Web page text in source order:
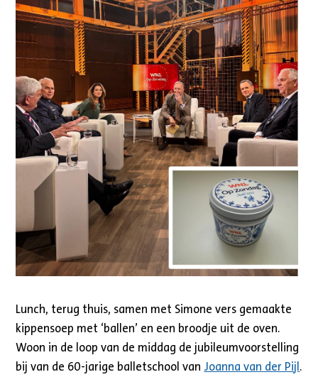
Lunch, terug thuis, samen met Simone vers gemaakte
kippensoep met ‘ballen’ en een broodje uit de oven.
Woon in de loop van de middag de jubileumvoorstelling
bij van de 60-jarige balletschool van Joanna van der Pijl.